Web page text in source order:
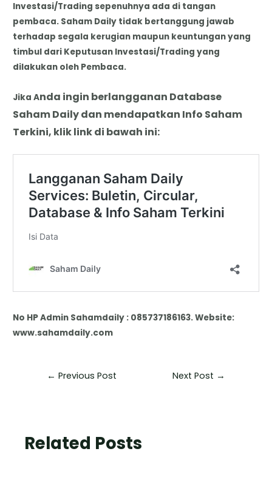
Investasi/Trading sepenuhnya ada di tangan
pembaca. Saham Daily tidak bertanggung jawab
terhadap segala kerugian maupun keuntungan yang
timbul dari Keputusan Investasi/Trading yang
dilakukan oleh Pembaca.
Jika Anda ingin berlangganan Database
Saham Daily dan mendapatkan Info Saham
Terkini, klik link di bawah ini:
No HP Admin Sahamdaily : 085737186163. Website:
www.sahamdaily.com
← Previous Post Next Post →
Related Posts